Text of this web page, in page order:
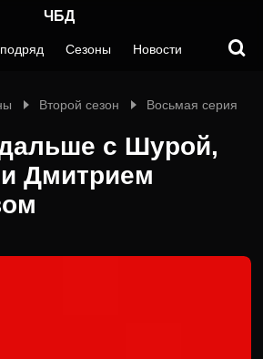
ЧБД
Сезоны Новости
Второй сезон Восьмая серия
с Шурой,
Дмитрием